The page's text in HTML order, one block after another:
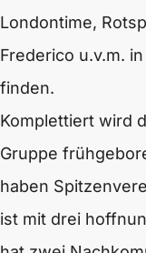
Londontime,
Frederico u.v.m.
finden.
Komplettiert wird
Gruppe
haben
ist mit drei